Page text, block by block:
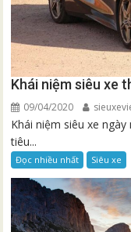
Khái niệm siêu xe
09/04/2020
Khái niệm siêu xe
tiêu...
Đọc nhiều nhất Siêu xe